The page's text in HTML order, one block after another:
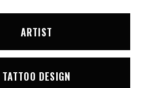
ARTIST
TATTOO DESIGN